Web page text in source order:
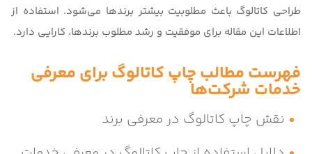
طراحی کاتالوگ باعث مطلوبیت بیشتر برندها می‌شود. استفاده از
اطلاعات این مقاله برای موفقیت و رشد مطلوب برندها، کارایی دارد.
فهرست مطالبچاپ کاتالوگ برای معرفی
خدمات شرکت‌ها
نقش چاپ کاتالوگ در معرفی برند